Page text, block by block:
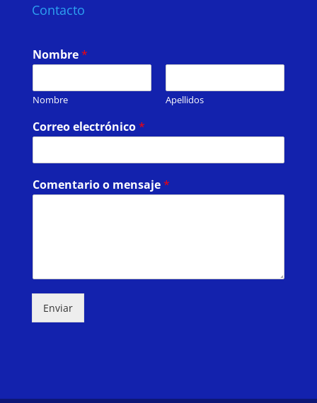
Contacto
Nombre*
Nombre Apellidos
Correo electrónico*
Comentario o mensaje*
Enviar